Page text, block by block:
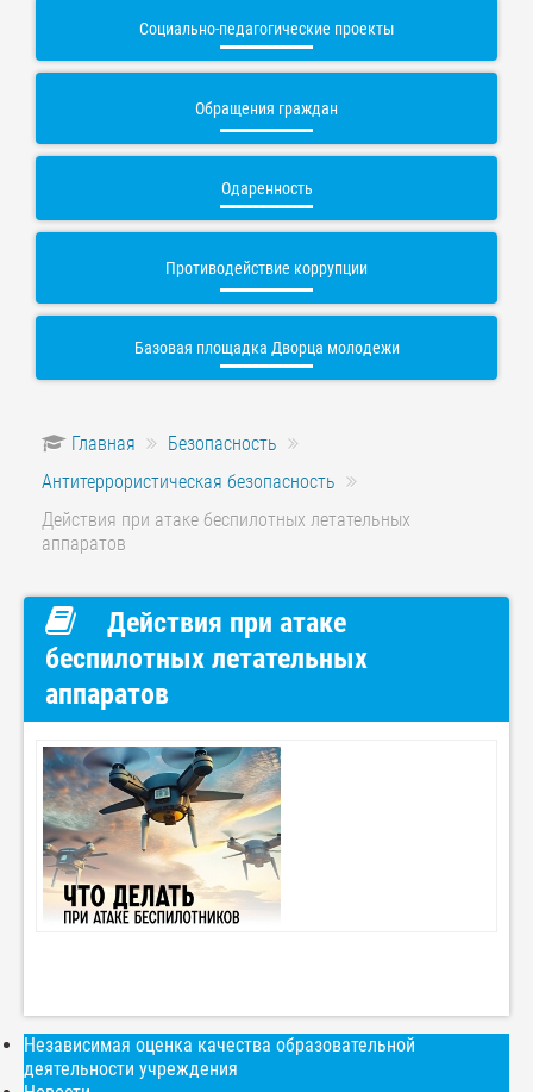
Социально-педагогические проекты
Обращения граждан
Одаренность
Противодействие коррупции
Базовая площадка Дворца молодежи
Главная
Безопасность
Антитеррористическая безопасность
Действия при атаке беспилотных летательных
аппаратов
Действия при атаке
беспилотных летательных
аппаратов
Независимая оценка качества образовательной
деятельности учреждения